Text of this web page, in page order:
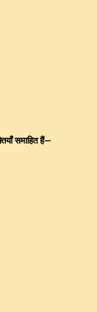
समाहित हैं—